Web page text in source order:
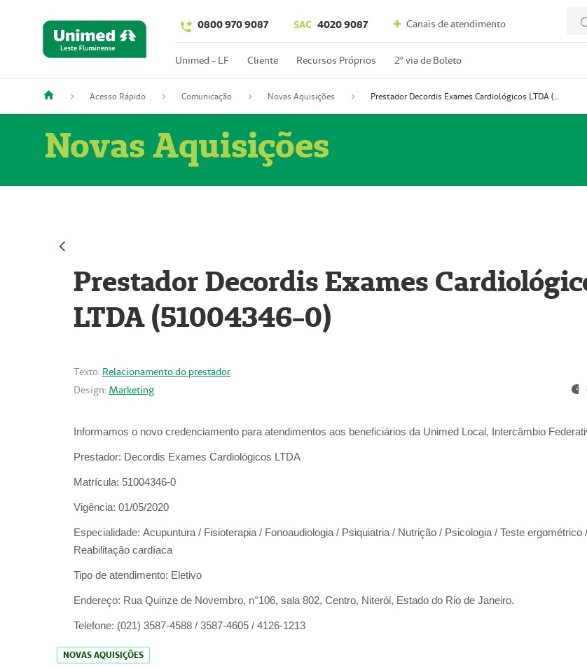
0800 970 9087 SAC 4020 9087 Canais de atendimento
Unimed - LF Cliente Recursos Próprios 2º via de Boleto
Acesso Rápido Comunicação Novas Aquisições Prestador Decordis Exames Cardiológicos LTDA (51004346-0)
Novas Aquisições
Prestador Decordis Exames
LTDA (51004346-0)
Texto: Relacionamento do prestador
Design: Marketing
Informamos o novo credenciamento para atendimentos aos beneficiários da Unimed Local, Intercâmbio
Prestador: Decordis Exames Cardiológicos LTDA
Matrícula: 51004346-0
Vigência: 01/05/2020
Especialidade: Acupuntura / Fisioterapia / Fonoaudiologia / Psiquiatria / Nutrição / Psicologia / Teste ergométrico
Reabilitação cardíaca
Tipo de atendimento: Eletivo
Endereço: Rua Quinze de Novembro, n°106, sala 802, Centro, Niterói, Estado do Rio de Janeiro.
Telefone: (021) 3587-4588 / 3587-4605 / 4126-1213
NOVAS AQUISIÇÕES